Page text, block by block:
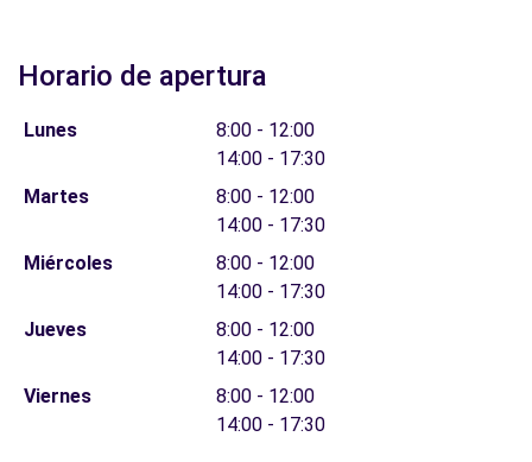
Horario de apertura
Lunes
8:00 - 12:00
14:00 - 17:30
Martes
8:00 - 12:00
14:00 - 17:30
Miércoles
8:00 - 12:00
14:00 - 17:30
Jueves
8:00 - 12:00
14:00 - 17:30
Viernes
8:00 - 12:00
14:00 - 17:30